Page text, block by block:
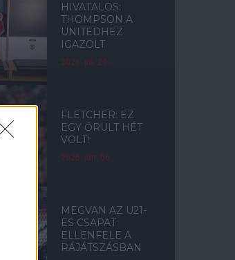
HIVATALOS:
THOMPSON A
UNITEDHEZ
IGAZOLT
2026. júl. 20.
FLETCHER: EZ
EGY ŐRÜLT HÉT
VOLT!
2026. jún. 06.
MEGVAN AZ U21-
ES CSAPAT
ELLENFELE A
RÁJÁTSZÁSBAN